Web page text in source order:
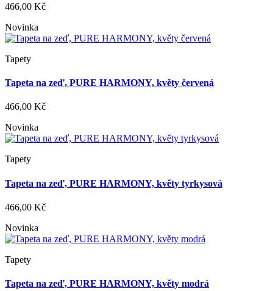
466,00 Kč
Novinka
Tapety
Tapeta na zeď, PURE HARMONY, květy červená
466,00 Kč
Novinka
Tapety
Tapeta na zeď, PURE HARMONY, květy tyrkysová
466,00 Kč
Novinka
Tapety
Tapeta na zeď, PURE HARMONY, květy modrá